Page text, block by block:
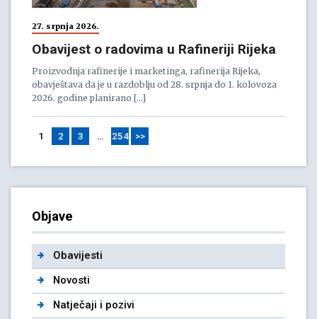
27. srpnja 2026.
Obavijest o radovima u Rafineriji Rijeka
Proizvodnja rafinerije i marketinga, rafinerija Rijeka,
obavještava da je u razdoblju od 28. srpnja do 1. kolovoza
2026. godine planirano […]
1 2 3 … 254 >>
Objave
Obavijesti
Novosti
Natječaji i pozivi